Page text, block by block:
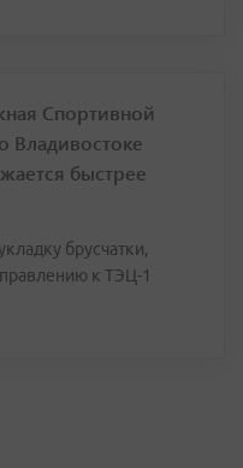
Спортивной
Владивостоке
быстрее
брусчатки,
к ТЭЦ-1